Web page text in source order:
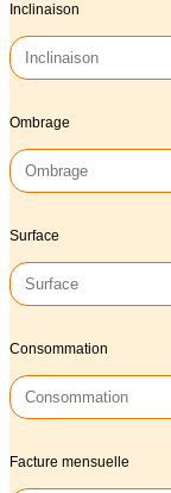
Inclinaison
Ombrage
Surface
Consommation
Facture mensuelle